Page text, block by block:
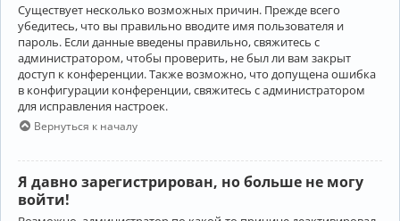
Существует несколько возможных причин. Прежде всего
убедитесь, что вы правильно вводите имя пользователя и
пароль. Если данные введены правильно, свяжитесь с
администратором, чтобы проверить, не был ли вам закрыт
доступ к конференции. Также возможно, что допущена ошибка
в конфигурации конференции, свяжитесь с администратором
для исправления настроек.
Вернуться к началу
Я давно зарегистрирован, но больше не могу
войти!